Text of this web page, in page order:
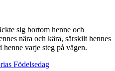
sig bortom henne och
nära och kära, särskilt hennes
varje steg på vägen.
Födelsedag